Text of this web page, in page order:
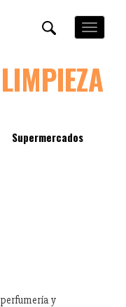
Toggle
navigation
Supermercados
y